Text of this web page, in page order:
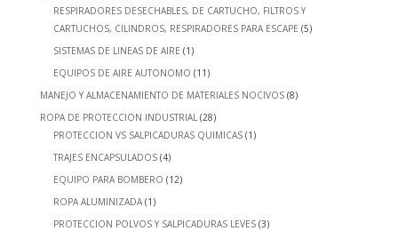
RESPIRADORES DESECHABLES, DE CARTUCHO, FILTROS Y
CARTUCHOS, CILINDROS, RESPIRADORES PARA ESCAPE (5)
SISTEMAS DE LINEAS DE AIRE (1)
EQUIPOS DE AIRE AUTONOMO (11)
MANEJO Y ALMACENAMIENTO DE MATERIALES NOCIVOS (8)
ROPA DE PROTECCION INDUSTRIAL (28)
PROTECCION VS SALPICADURAS QUIMICAS (1)
TRAJES ENCAPSULADOS (4)
EQUIPO PARA BOMBERO (12)
ROPA ALUMINIZADA (1)
PROTECCION POLVOS Y SALPICADURAS LEVES (3)